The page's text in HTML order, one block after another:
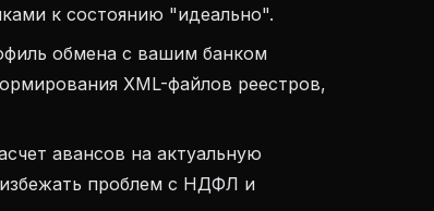
к состоянию "идеально".
обмена с вашим банком
XML-файлов реестров,
авансов на актуальную
проблем с НДФЛ и